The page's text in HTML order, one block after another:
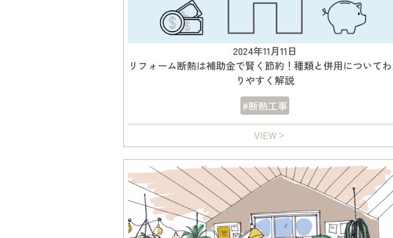
2024年11月11日
リフォーム断熱は補助金で賢く節約！種類と併用について
りやすく解説
#断熱工事
VIEW